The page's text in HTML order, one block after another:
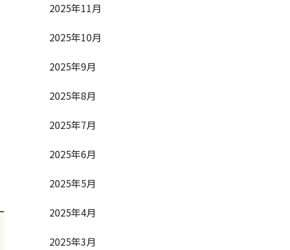
2025年11月
2025年10月
2025年9月
2025年8月
2025年7月
2025年6月
2025年5月
2025年4月
2025年3月